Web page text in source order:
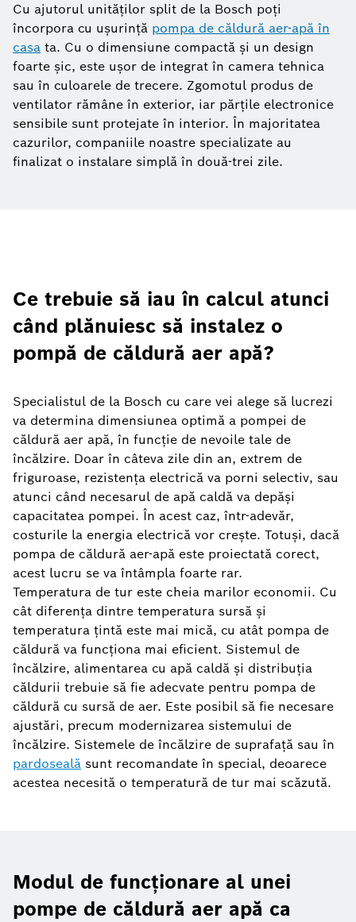
Cu ajutorul unităților split de la Bosch poți
încorpora cu ușurință pompa de căldură aer-apă în
casa ta. Cu o dimensiune compactă și un design
foarte șic, este ușor de integrat în camera tehnica
sau în culoarele de trecere. Zgomotul produs de
ventilator rămâne în exterior, iar părțile electronice
sensibile sunt protejate în interior. În majoritatea
cazurilor, companiile noastre specializate au
finalizat o instalare simplă în două-trei zile.
Ce trebuie să iau în calcul atunci
când plănuiesc să instalez o
pompă de căldură aer apă?
Specialistul de la Bosch cu care vei alege să lucrezi
va determina dimensiunea optimă a pompei de
căldură aer apă, în funcție de nevoile tale de
încălzire. Doar în câteva zile din an, extrem de
friguroase, rezistența electrică va porni selectiv, sau
atunci când necesarul de apă caldă va depăși
capacitatea pompei. În acest caz, într-adevăr,
costurile la energia electrică vor crește. Totuși, dacă
pompa de căldură aer-apă este proiectată corect,
acest lucru se va întâmpla foarte rar.
Temperatura de tur este cheia marilor economii. Cu
cât diferența dintre temperatura sursă și
temperatura țintă este mai mică, cu atât pompa de
căldură va funcționa mai eficient. Sistemul de
încălzire, alimentarea cu apă caldă și distribuția
căldurii trebuie să fie adecvate pentru pompa de
căldură cu sursă de aer. Este posibil să fie necesare
ajustări, precum modernizarea sistemului de
încălzire. Sistemele de încălzire de suprafață sau în
pardoseală sunt recomandate în special, deoarece
acestea necesită o temperatură de tur mai scăzută.
Modul de funcționare al unei
pompe de căldură aer apă ca